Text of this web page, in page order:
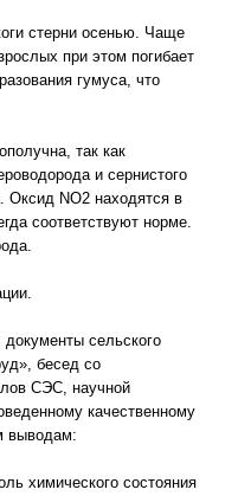
стерни осенью. Чаще
при этом погибает
гумуса, что
так как
и сернистого
Оксид NO2 находятся в
соответствуют норме.
сельского
бесед со
СЭС, научной
качественному
выводам:
химического состояния